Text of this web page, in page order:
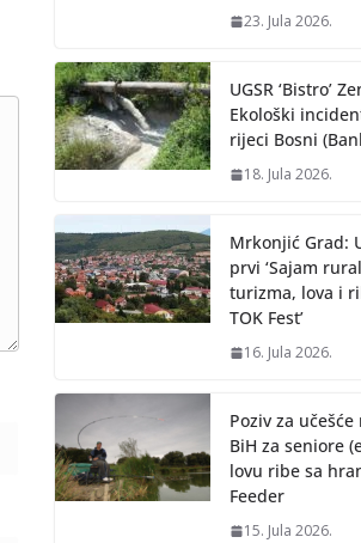
23. Jula 2026.
UGSR ‘Bistro’
Ekološki
rijeci Bosni
18. Jula 2026.
Mrkonjić Grad:
prvi ‘Sajam
turizma, lova i
TOK Fest’
16. Jula 2026.
Poziv za
BiH za seniore
lovu ribe sa
Feeder
15. Jula 2026.